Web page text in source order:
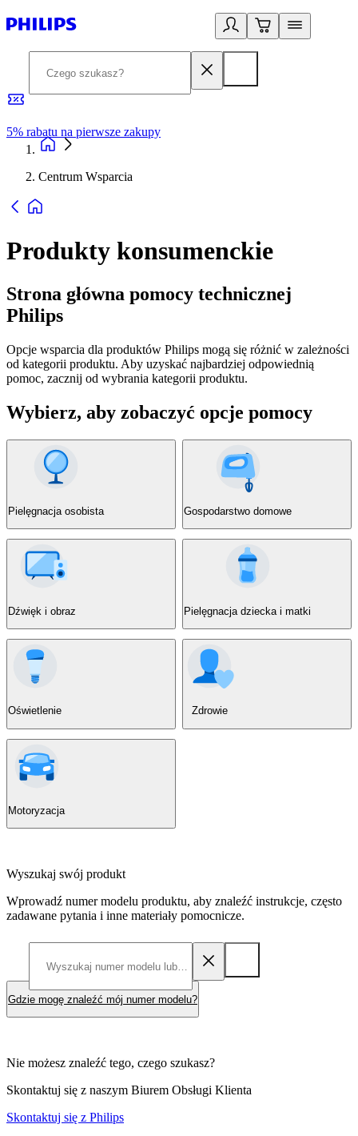
5% rabatu na pierwsze zakupy
Centrum Wsparcia
Produkty konsumenckie
Strona główna pomocy technicznej
Philips
Opcje wsparcia dla produktów Philips mogą się różnić w zależności
od kategorii produktu. Aby uzyskać najbardziej odpowiednią
pomoc, zacznij od wybrania kategorii produktu.
Wybierz, aby zobaczyć opcje pomocy
Pielęgnacja osobista Gospodarstwo domowe
Dźwięk i obraz Pielęgnacja dziecka i matki
Oświetlenie Zdrowie
Motoryzacja
Wyszukaj swój produkt
Wprowadź numer modelu produktu, aby znaleźć instrukcje, często
zadawane pytania i inne materiały pomocnicze.
Gdzie mogę znaleźć mój numer modelu?
Nie możesz znaleźć tego, czego szukasz?
Skontaktuj się z naszym Biurem Obsługi Klienta
Skontaktuj się z Philips